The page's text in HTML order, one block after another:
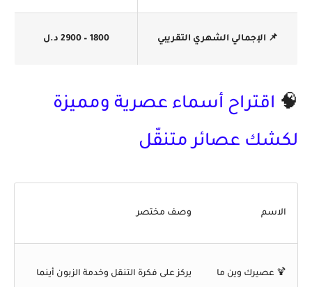
📌 الإجمالي الشهري التقريبي 1800 – 2900 د.ل
🧠 اقتراح أسماء عصرية ومميزة
لكشك عصائر متنقّل
الاسم وصف مختصر
🍹 عصيرك وين ما يركز على فكرة التنقل وخدمة الزبون أينما